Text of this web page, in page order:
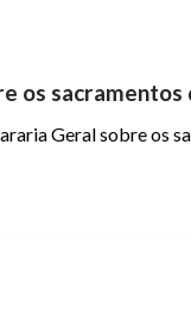
os
Geral sobre os